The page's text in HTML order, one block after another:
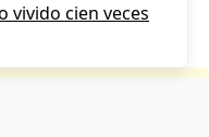
vivido cien veces